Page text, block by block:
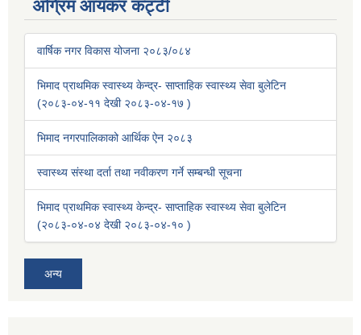
अग्रिम आयकर कट्टी
वार्षिक नगर विकास योजना २०८३/०८४
भिमाद प्राथमिक स्वास्थ्य केन्द्र- साप्ताहिक स्वास्थ्य सेवा बुलेटिन
(२०८३-०४-११ देखी २०८३-०४-१७ )
भिमाद नगरपालिकाको आर्थिक ऐन २०८३
स्वास्थ्य संस्था दर्ता तथा नवीकरण गर्ने सम्बन्धी सूचना
भिमाद प्राथमिक स्वास्थ्य केन्द्र- साप्ताहिक स्वास्थ्य सेवा बुलेटिन
(२०८३-०४-०४ देखी २०८३-०४-१० )
अन्य